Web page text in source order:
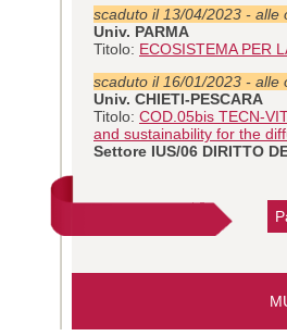
scaduto il 13/04/2023 - alle
Univ. PARMA
Titolo: ECOSISTEMA PER
scaduto il 16/01/2023 - alle
Univ. CHIETI-PESCARA
Titolo: COD.05bis TECN-
and sustainability for the
Settore IUS/06 DIRITTO